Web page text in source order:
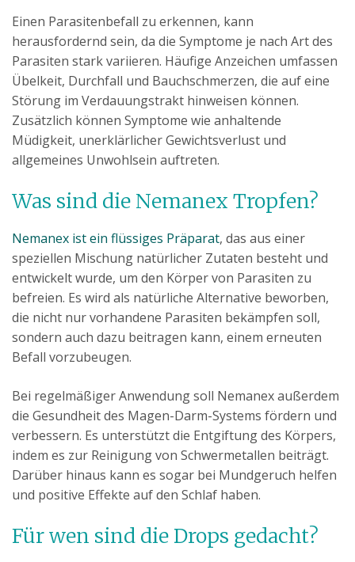
Einen Parasitenbefall zu erkennen, kann
herausfordernd sein, da die Symptome je nach Art des
Parasiten stark variieren. Häufige Anzeichen umfassen
Übelkeit, Durchfall und Bauchschmerzen, die auf eine
Störung im Verdauungstrakt hinweisen können.
Zusätzlich können Symptome wie anhaltende
Müdigkeit, unerklärlicher Gewichtsverlust und
allgemeines Unwohlsein auftreten.
Was sind die Nemanex Tropfen?
Nemanex ist ein flüssiges Präparat, das aus einer
speziellen Mischung natürlicher Zutaten besteht und
entwickelt wurde, um den Körper von Parasiten zu
befreien. Es wird als natürliche Alternative beworben,
die nicht nur vorhandene Parasiten bekämpfen soll,
sondern auch dazu beitragen kann, einem erneuten
Befall vorzubeugen.
Bei regelmäßiger Anwendung soll Nemanex außerdem
die Gesundheit des Magen-Darm-Systems fördern und
verbessern. Es unterstützt die Entgiftung des Körpers,
indem es zur Reinigung von Schwermetallen beiträgt.
Darüber hinaus kann es sogar bei Mundgeruch helfen
und positive Effekte auf den Schlaf haben.
Für wen sind die Drops gedacht?